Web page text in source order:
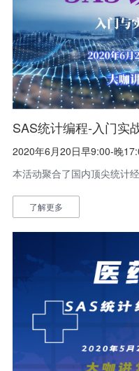
SAS统计编程-入门实
2020年6月20日早9:00-晚
本活动聚合了国内顶尖统计
了解更多